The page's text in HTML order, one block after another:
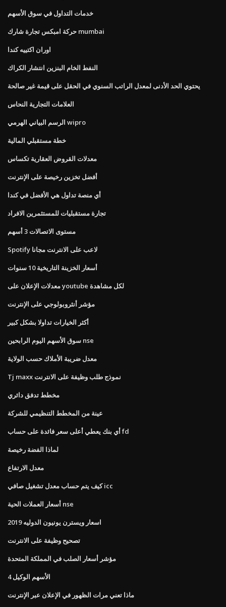
خدمات التداول في سوق الأسهم
حركة امبكس تجارة شارك mumbai
اوران اكتييه كندا
النفط الخام البنزين انتشار الكراك
يحتوي الحد الأدنى لمعدل الراتب السنوي في الحقل على قيمة غير صالحة
العلامات التجارية النحاس
الرسم البياني الهرمي wipro
خطة مستقبلي المالية
معدلات القروض العقارية تكساس
أفضل تخزين رخيصة على الإنترنت
أي منصة تداول هي الأفضل في كندا
تجارة مستقبليات للمستثمرين الافراد
مستوى الاتصالات 3 أسهم
Spotify لاعب على الانترنت مجانا
أسعار الخزينة التاريخية 10 سنوات
معدلات الإعلان على youtube لكل مشاهدة
مؤشر أنثروبولوجي على الإنترنت
أكثر الخيارات تداولا بشكل كبير
سوق الأسهم اليوم الرابحين nse
معدل ضريبة الأملاك حسب الولاية
Tj maxx نموذج طلب وظيفة على الانترنت
مخطط تدفق دائري
عينة من المخطط التنظيمي للشركة
أي بنك يعطي أعلى سعر فائدة على حساب fd
لماذا الفضة رخيصة
معدل الارتفاع
كيف يتم حساب معدل تشغيل صافي icc
أسعار العملات الحية nse
اسعار ويسترن يونيون الدوليه 2019
تصحيح وظيفة على الانترنت
مؤشر أسعار الصلب في المملكة المتحدة
الأسهم الوكيل 4
ماذا تعني مرات الظهور في الإعلان عبر الإنترنت